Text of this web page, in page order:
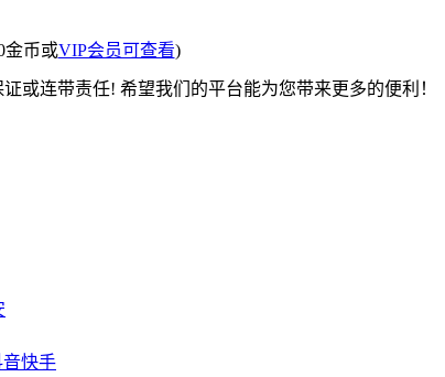
金币或VIP会员可查看)
或连带责任! 希望我们的平台能为您带来更多的便利！
快手